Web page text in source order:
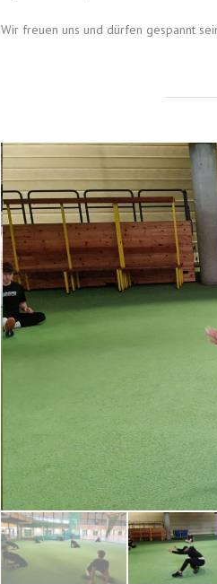
Wir freuen uns und dürfen gespannt